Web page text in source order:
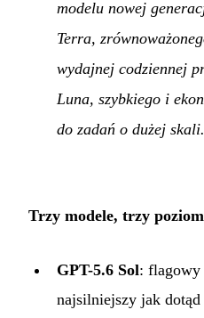
modelu nowej
Terra,
wydajnej codziennej
Luna, szybkiego i
do zadań o dużej skali.
Trzy modele, trzy
GPT-5.6 Sol: flagowy
najsilniejszy jak